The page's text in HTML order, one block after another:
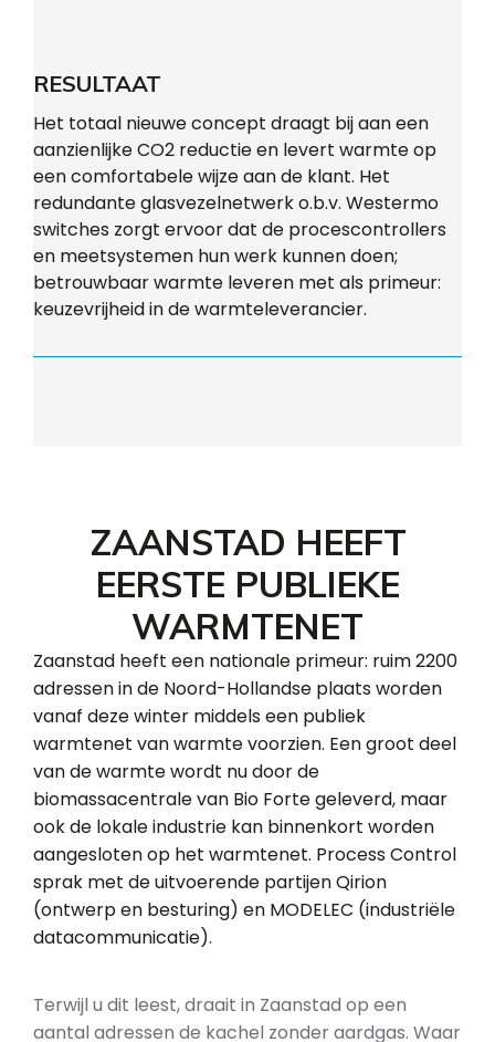
RESULTAAT
Het totaal nieuwe concept draagt bij aan een
aanzienlijke CO2 reductie en levert warmte op
een comfortabele wijze aan de klant. Het
redundante glasvezelnetwerk o.b.v. Westermo
switches zorgt ervoor dat de procescontrollers
en meetsystemen hun werk kunnen doen;
betrouwbaar warmte leveren met als primeur:
keuzevrijheid in de warmteleverancier.
ZAANSTAD HEEFT
EERSTE PUBLIEKE
WARMTENET
Zaanstad heeft een nationale primeur: ruim 2200
adressen in de Noord-Hollandse plaats worden
vanaf deze winter middels een publiek
warmtenet van warmte voorzien. Een groot deel
van de warmte wordt nu door de
biomassacentrale van Bio Forte geleverd, maar
ook de lokale industrie kan binnenkort worden
aangesloten op het warmtenet. Process Control
sprak met de uitvoerende partijen Qirion
(ontwerp en besturing) en MODELEC (industriële
datacommunicatie).
Terwijl u dit leest, draait in Zaanstad op een
aantal adressen de kachel zonder aardgas. Waar